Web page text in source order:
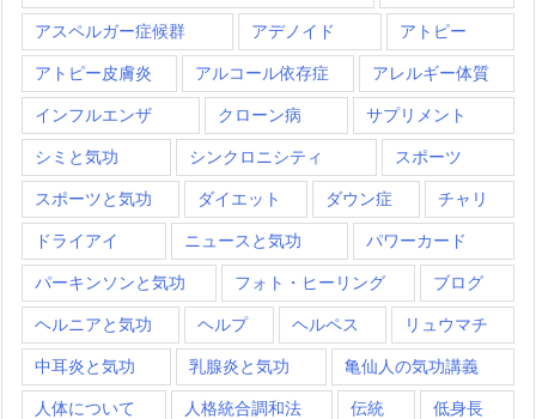
アスペルガー症候群 アデノイド アトピー
アトピー皮膚炎 アルコール依存症 アレルギー体質
インフルエンザ クローン病 サプリメント
シミと気功 シンクロニシティ スポーツ
スポーツと気功 ダイエット ダウン症 チャリ
ドライアイ ニュースと気功 パワーカード
パーキンソンと気功 フォト・ヒーリング ブログ
ヘルニアと気功 ヘルプ ヘルペス リュウマチ
中耳炎と気功 乳腺炎と気功 亀仙人の気功講義
人体について 人格統合調和法 伝統 低身長